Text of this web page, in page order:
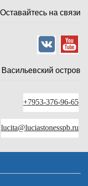
Оставайтесь на связи
остров
+7953-376-96-65
lucita@luciastonesspb.ru